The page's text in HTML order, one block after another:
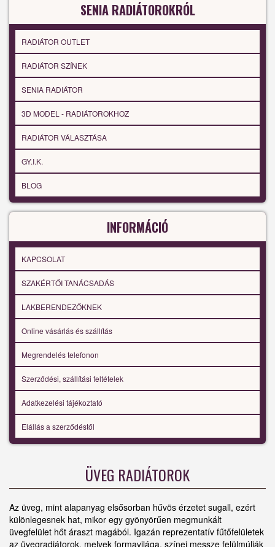
SENIA RADIÁTOROKRÓL
RADIÁTOR OUTLET
RADIÁTOR SZÍNEK
SENIA RADIÁTOR
3D MODEL - RADIÁTOROKHOZ
RADIÁTOR VÁLASZTÁSA
GY.I.K.
BLOG
INFORMÁCIÓ
KAPCSOLAT
SZAKÉRTŐI TANÁCSADÁS
LAKBERENDEZŐKNEK
Online vásárlás és szállítás
Megrendelés telefonon
Szerződési, szállítási feltételek
Adatkezelési tájékoztató
Elállás a szerződéstől
ÜVEG RADIÁTOROK
Az üveg, mint alapanyag elsősorban hűvös érzetet sugall, ezért
különlegesnek hat, mikor egy gyönyörűen megmunkált
üvegfelület hőt áraszt magából. Igazán reprezentatív fűtőfelületek
az üvegradiátorok, melyek formavilága, színei messze felülmúlják